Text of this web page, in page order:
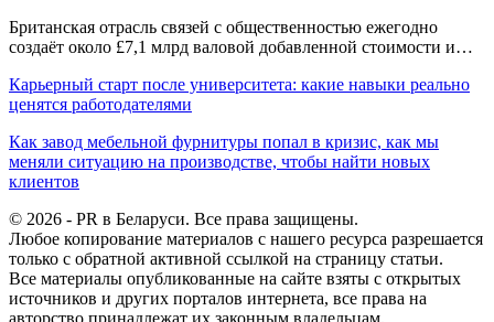
Британская отрасль связей с общественностью ежегодно
создаёт около £7,1 млрд валовой добавленной стоимости и…
Карьерный старт после университета: какие навыки реально
ценятся работодателями
Как завод мебельной фурнитуры попал в кризис, как мы
меняли ситуацию на производстве, чтобы найти новых
клиентов
© 2026 - PR в Беларуси. Все права защищены.
Любое копирование материалов с нашего ресурса разрешается
только с обратной активной ссылкой на страницу статьи.
Все материалы опубликованные на сайте взяты с открытых
источников и других порталов интернета, все права на
авторство принадлежат их законным владельцам.